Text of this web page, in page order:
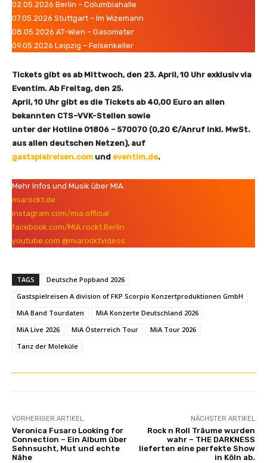
z
e
i
e
n
02.05.2026 Berlin – Columbiahalle
07.05.2026 Stuttgart – Im Wizemann
08.05.2026 AT-Wien – Gasometer
09.05.2026 Leipzig – Felsenkeller
Tickets gibt es ab Mittwoch, den 23. April, 10 Uhr exklusiv via
Eventim. Ab Freitag, den 25.
April, 10 Uhr gibt es die Tickets ab 40,00 Euro an allen
bekannten CTS–VVK-Stellen sowie
unter der Hotline 01806 – 570070 (0,20 €/Anruf inkl. MwSt.
aus allen deutschen Netzen), auf
gastspielreisen.com und eventim.de.
Mehr Infos und Musik über MIA.
miarockt.de
instagram.com/mia.official
facebook.com/MIA.rockt.Berlin
youtube.com @miarocktvideos
TAGS
Deutsche Popband 2026
Gastspielreisen A division of FKP Scorpio Konzertproduktionen GmbH
MiA Band Tourdaten
MiA Konzerte Deutschland 2026
MiA Live 2026
MiA Österreich Tour
MiA Tour 2026
Tanz der Moleküle
VORHERIGER ARTIKEL
Veronica Fusaro Looking for
Connection – Ein Album über
Sehnsucht, Mut und echte
Nähe
NÄCHSTER ARTIKEL
Rock n Roll Träume wurden
wahr – THE DARKNESS
lieferten eine perfekte Show
in Köln ab.